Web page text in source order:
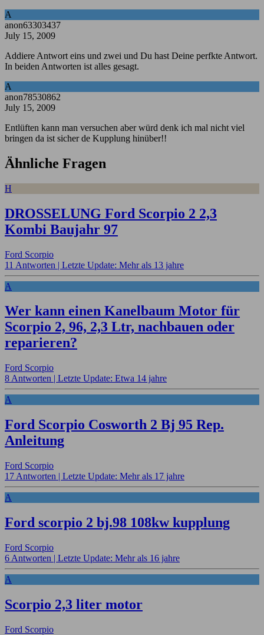
A
anon63303437
July 15, 2009
Addiere Antwort eins und zwei und Du hast Deine perfkte Antwort.
In beiden Antworten ist alles gesagt.
A
anon78530862
July 15, 2009
Entlüften kann man versuchen aber würd denk ich mal nicht viel
bringen da ist sicher de Kupplung hinüber!!
Ähnliche Fragen
H
DROSSELUNG Ford Scorpio 2 2,3
Kombi Baujahr 97
Ford Scorpio
11 Antworten | Letzte Update: Mehr als 13 jahre
A
Wer kann einen Kanelbaum Motor für
Scorpio 2, 96, 2,3 Ltr, nachbauen oder
reparieren?
Ford Scorpio
8 Antworten | Letzte Update: Etwa 14 jahre
A
Ford Scorpio Cosworth 2 Bj 95 Rep.
Anleitung
Ford Scorpio
17 Antworten | Letzte Update: Mehr als 17 jahre
A
Ford scorpio 2 bj.98 108kw kupplung
Ford Scorpio
6 Antworten | Letzte Update: Mehr als 16 jahre
A
Scorpio 2,3 liter motor
Ford Scorpio